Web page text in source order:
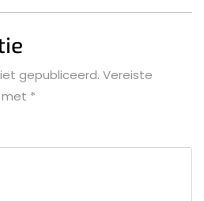
gepubliceerd. Vereiste
met *